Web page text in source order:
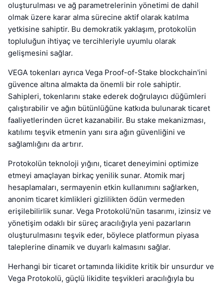
oluşturulması ve ağ parametrelerinin yönetimi de dahil
olmak üzere karar alma sürecine aktif olarak katılma
yetkisine sahiptir. Bu demokratik yaklaşım, protokolün
topluluğun ihtiyaç ve tercihleriyle uyumlu olarak
gelişmesini sağlar.
VEGA tokenları ayrıca Vega Proof-of-Stake blockchain'ini
güvence altına almakta da önemli bir role sahiptir.
Sahipleri, tokenlarını stake ederek doğrulayıcı düğümleri
çalıştırabilir ve ağın bütünlüğüne katkıda bulunarak ticaret
faaliyetlerinden ücret kazanabilir. Bu stake mekanizması,
katılımı teşvik etmenin yanı sıra ağın güvenliğini ve
sağlamlığını da artırır.
Protokolün teknoloji yığını, ticaret deneyimini optimize
etmeyi amaçlayan birkaç yenilik sunar. Atomik marj
hesaplamaları, sermayenin etkin kullanımını sağlarken,
anonim ticaret kimlikleri gizlilikten ödün vermeden
erişilebilirlik sunar. Vega Protokolü'nün tasarımı, izinsiz ve
yönetişim odaklı bir süreç aracılığıyla yeni pazarların
oluşturulmasını teşvik eder, böylece platformun piyasa
taleplerine dinamik ve duyarlı kalmasını sağlar.
Herhangi bir ticaret ortamında likidite kritik bir unsurdur ve
Vega Protokolü, güçlü likidite teşvikleri aracılığıyla bu